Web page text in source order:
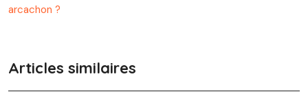
arcachon ?
Articles similaires